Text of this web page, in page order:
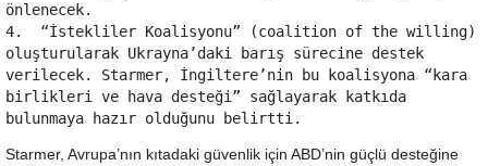
önlenecek.
4.  “İstekliler Koalisyonu” (coalition of the willing)
oluşturularak Ukrayna’daki barış sürecine destek
verilecek. Starmer, İngiltere’nin bu koalisyona “kara
birlikleri ve hava desteği” sağlayarak katkıda
Starmer, Avrupa’nın kıtadaki güvenlik için ABD’nin güçlü desteğine